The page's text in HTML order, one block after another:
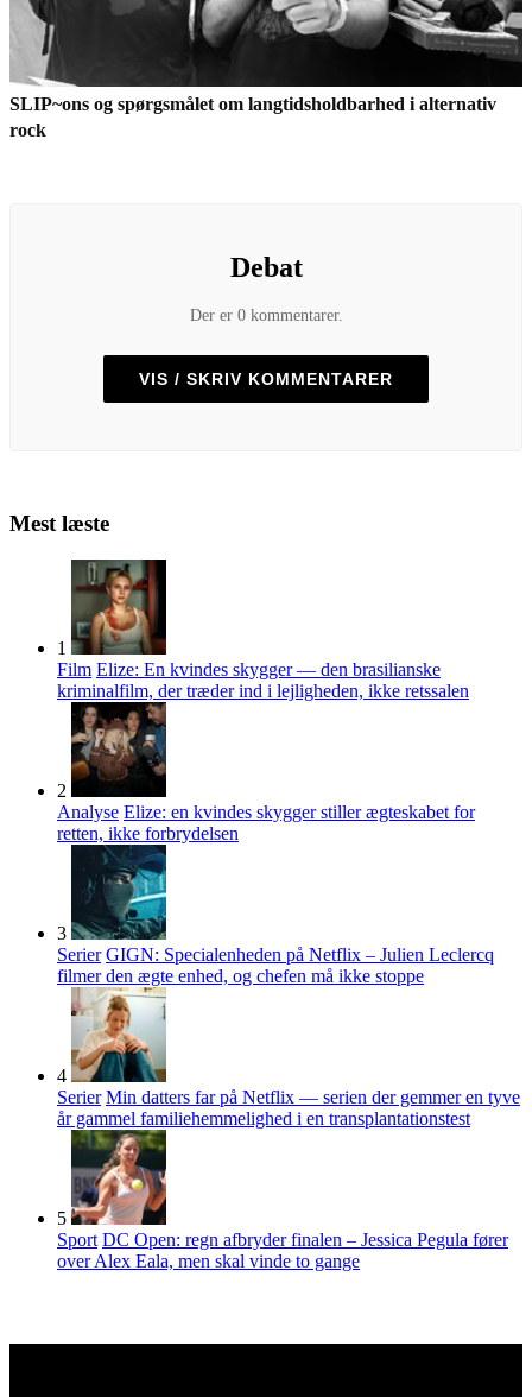
SLIP~ons og spørgsmålet om langtidsholdbarhed i alternativ
rock
Debat
Der er 0 kommentarer.
VIS / SKRIV KOMMENTARER
Mest læste
1
Film Elize: En kvindes skygger — den brasilianske
kriminalfilm, der træder ind i lejligheden, ikke retssalen
2
Analyse Elize: en kvindes skygger stiller ægteskabet for
retten, ikke forbrydelsen
3
Serier GIGN: Specialenheden på Netflix – Julien Leclercq
filmer den ægte enhed, og chefen må ikke stoppe
4
Serier Min datters far på Netflix — serien der gemmer en tyve
år gammel familiehemmelighed i en transplantationstest
5
Sport DC Open: regn afbryder finalen – Jessica Pegula fører
over Alex Eala, men skal vinde to gange